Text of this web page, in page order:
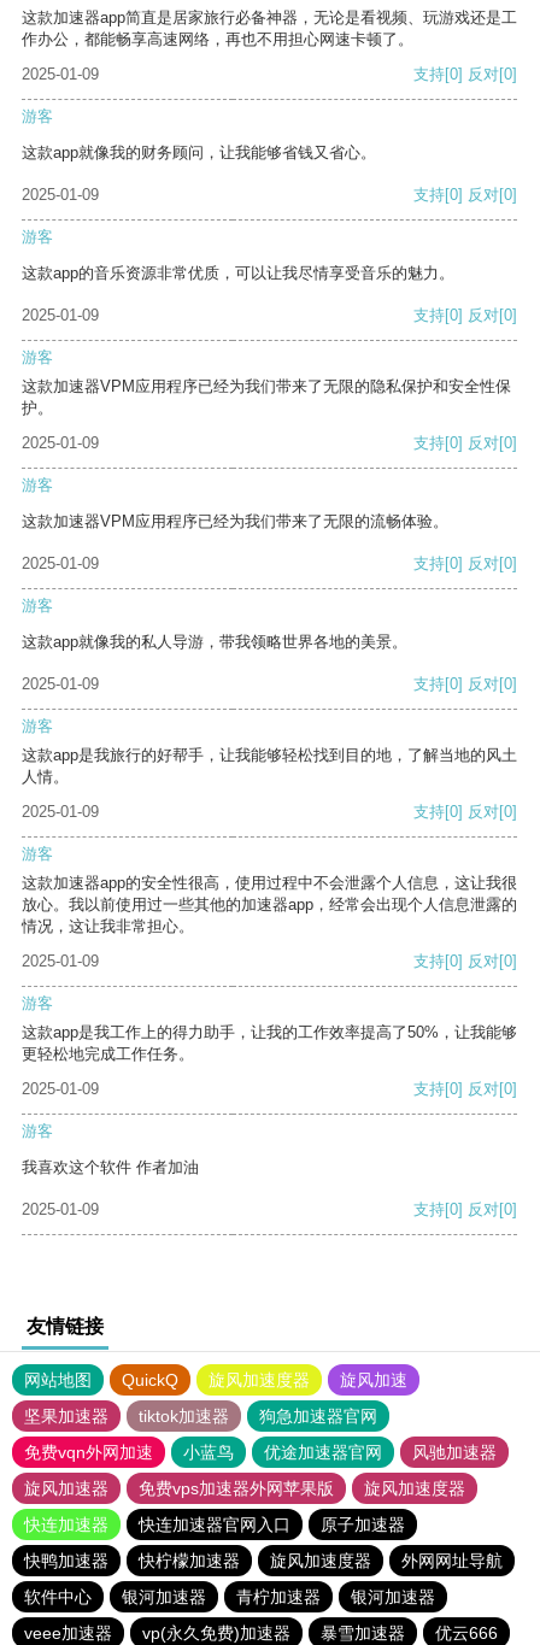
这款加速器app简直是居家旅行必备神器，无论是看视频、玩游戏还是工
作办公，都能畅享高速网络，再也不用担心网速卡顿了。
2025-01-09
支持[0] 反对[0]
游客
这款app就像我的财务顾问，让我能够省钱又省心。
2025-01-09 支持[0] 反对[0]
游客
这款app的音乐资源非常优质，可以让我尽情享受音乐的魅力。
2025-01-09 支持[0] 反对[0]
游客
这款加速器VPM应用程序已经为我们带来了无限的隐私保护和安全性保
护。
2025-01-09
支持[0] 反对[0]
游客
这款加速器VPM应用程序已经为我们带来了无限的流畅体验。
2025-01-09 支持[0] 反对[0]
游客
这款app就像我的私人导游，带我领略世界各地的美景。
2025-01-09 支持[0] 反对[0]
游客
这款app是我旅行的好帮手，让我能够轻松找到目的地，了解当地的风土
人情。
2025-01-09
支持[0] 反对[0]
游客
这款加速器app的安全性很高，使用过程中不会泄露个人信息，这让我很
放心。我以前使用过一些其他的加速器app，经常会出现个人信息泄露的
情况，这让我非常担心。
2025-01-09
支持[0] 反对[0]
游客
这款app是我工作上的得力助手，让我的工作效率提高了50%，让我能够
更轻松地完成工作任务。
2025-01-09
支持[0] 反对[0]
游客
我喜欢这个软件 作者加油
2025-01-09 支持[0] 反对[0]
友情链接
网站地图 QuickQ 旋风加速度器
旋风加速
坚果加速器
tiktok加速器
狗急加速器官网
免费vqn外网加速
小蓝鸟 优途加速器官网
风驰加速器
旋风加速器
免费vps加速器外网苹果版
旋风加速度器
快连加速器
快连加速器官网入口
原子加速器
快鸭加速器
快柠檬加速器 旋风加速度器
外网网址导航
软件中心
银河加速器 青柠加速器
银河加速器
veee加速器
vp(永久免费)加速器 暴雪加速器 优云666